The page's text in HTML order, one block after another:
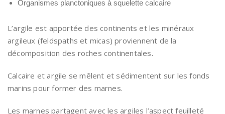
Organismes planctoniques à squelette calcaire
L’argile est apportée des continents et les minéraux
argileux (feldspaths et micas) proviennent de la
décomposition des roches continentales.
Calcaire et argile se mêlent et sédimentent sur les fonds
marins pour former des marnes.
Les marnes partagent avec les argiles l’aspect feuilleté